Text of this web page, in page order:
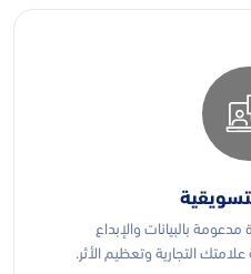
بالبيانات والإبداع
التجارية وتعظيم الأثر.